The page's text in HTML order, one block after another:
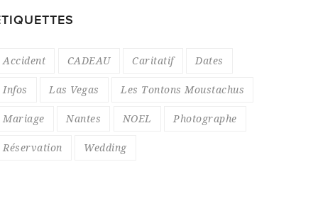
Accident CADEAU Caritatif Dates
Infos Las Vegas Les Tontons Moustachus
Mariage Nantes NOEL Photographe
Réservation Wedding